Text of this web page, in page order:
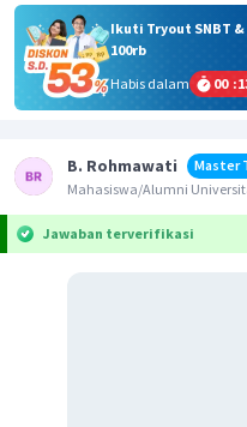
Ikuti Tryout SNBT
100rb
Habis dalam
00 :
B. Rohmawati
Master
Mahasiswa/Alumni
Jawaban terverifikasi